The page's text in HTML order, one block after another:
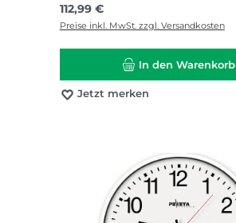
Regulärer Preis:
112,99 €
Preise inkl. MwSt. zzgl. Versandkosten
In den Warenkorb
Jetzt merken